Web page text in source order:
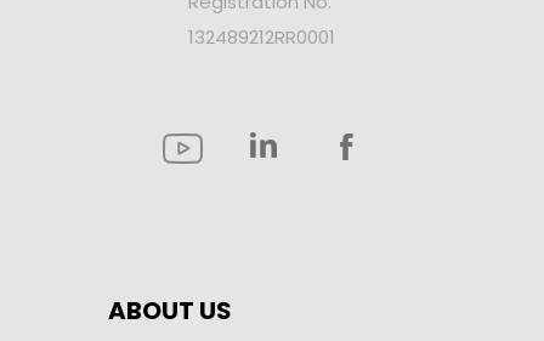
132489212RR0001
ABOUT US